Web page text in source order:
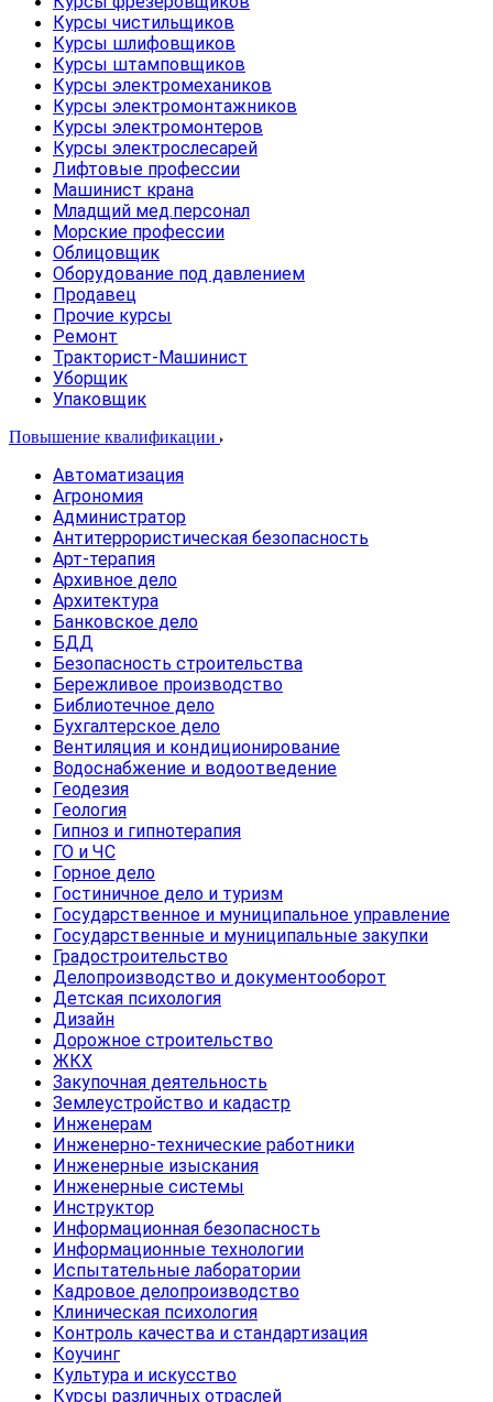
Курсы чистильщиков
Курсы шлифовщиков
Курсы штамповщиков
Курсы электромехаников
Курсы электромонтажников
Курсы электромонтеров
Курсы электрослесарей
Лифтовые профессии
Машинист крана
Младщий мед.персонал
Морские профессии
Облицовщик
Оборудование под давлением
Продавец
Прочие курсы
Ремонт
Тракторист-Машинист
Уборщик
Упаковщик
Повышение квалификации
Автоматизация
Агрономия
Администратор
Антитеррористическая безопасность
Арт-терапия
Архивное дело
Архитектура
Банковское дело
БДД
Безопасность строительства
Бережливое производство
Библиотечное дело
Бухгалтерское дело
Вентиляция и кондиционирование
Водоснабжение и водоотведение
Геодезия
Геология
Гипноз и гипнотерапия
ГО и ЧС
Горное дело
Гостиничное дело и туризм
Государственное и муниципальное управление
Государственные и муниципальные закупки
Градостроительство
Делопроизводство и документооборот
Детская психология
Дизайн
Дорожное строительство
ЖКХ
Закупочная деятельность
Землеустройство и кадастр
Инженерам
Инженерно-технические работники
Инженерные изыскания
Инженерные системы
Инструктор
Информационная безопасность
Информационные технологии
Испытательные лаборатории
Кадровое делопроизводство
Клиническая психология
Контроль качества и стандартизация
Коучинг
Культура и искусство
Курсы различных отраслей